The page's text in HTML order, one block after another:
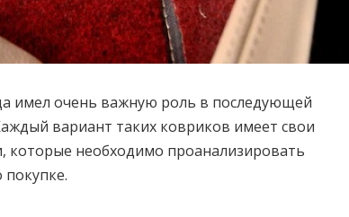
имел очень важную роль в последующей
вариант таких ковриков имеет свои
которые необходимо проанализировать